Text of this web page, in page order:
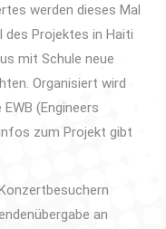
werden dieses Mal
Projektes in Haiti
mit Schule neue
Organisiert wird
(Engineers
zum Projekt gibt
an